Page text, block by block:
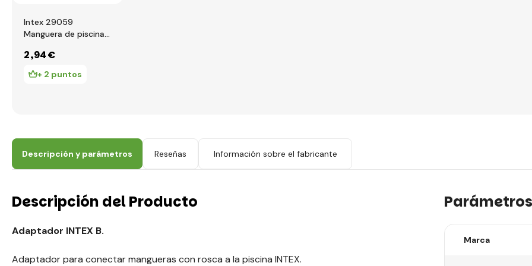
Intex 29059
Manguera de piscina
diámetro 32 mm
2,94 €
+ 2 puntos
Descripción y parámetros Reseñas Información sobre el fabricante
Descripción del Producto
Adaptador INTEX B.
Adaptador para conectar mangueras con rosca a la piscina INTEX.
Parámetros
Marca